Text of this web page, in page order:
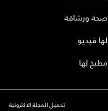
صحة ورشاقة
لها فيديو
مطبخ لها
تحميل المجلة الاكترونية